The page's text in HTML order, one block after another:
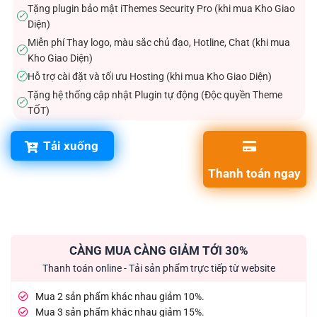
✓
Tặng plugin bảo mật iThemes Security Pro (khi mua Kho Giao
Diện)
✓
Miễn phí Thay logo, màu sắc chủ đạo, Hotline, Chat (khi mua
Kho Giao Diện)
✓Hỗ trợ cài đặt và tối ưu Hosting (khi mua Kho Giao Diện)
✓
Tặng hệ thống cập nhật Plugin tự động (Độc quyền Theme
TỐT)
Tải xuống
Thanh toán ngay
CÀNG MUA CÀNG GIẢM TỚI 30%
Thanh toán online - Tải sản phẩm trực tiếp từ website
Mua 2 sản phẩm khác nhau giảm 10%.
Mua 3 sản phẩm khác nhau giảm 15%.